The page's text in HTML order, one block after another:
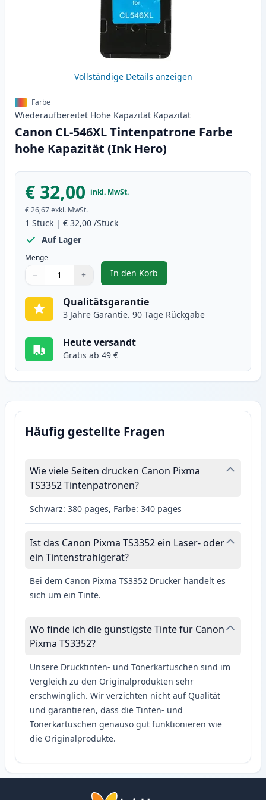
Vollständige Details anzeigen
Farbe
Wiederaufbereitet Hohe Kapazität Kapazität
Canon CL-546XL Tintenpatrone Farbe
hohe Kapazität (Ink Hero)
€ 32,00 inkl. MwSt.
€ 26,67exkl. MwSt.
1 Stück | € 32,00 /Stück
Auf Lager
Menge
Verwenden Sie die Tasten, um anzupassen
− +
1
In den Korb
, Canon CL-546XL
Qualitätsgarantie
3 Jahre Garantie. 90 Tage Rückgabe
Heute versandt
Gratis ab 49 €
Häufig gestellte Fragen
Wie viele Seiten drucken Canon Pixma
TS3352 Tintenpatronen?
Schwarz: 380 pages, Farbe: 340 pages
Ist das Canon Pixma TS3352 ein Laser- oder
ein Tintenstrahlgerät?
Bei dem Canon Pixma TS3352 Drucker handelt es
sich um ein Tinte.
Wo finde ich die günstigste Tinte für Canon
Pixma TS3352?
Unsere Drucktinten- und Tonerkartuschen sind im
Vergleich zu den Originalprodukten sehr
erschwinglich. Wir verzichten nicht auf Qualität
und garantieren, dass die Tinten- und
Tonerkartuschen genauso gut funktionieren wie
die Originalprodukte.